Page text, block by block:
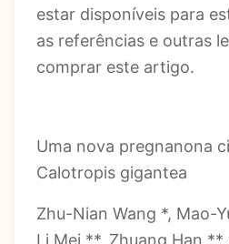
estar disponíveis para
as referências e outras
comprar este artigo.
Uma nova pregnanona
Calotropis gigantea
Zhu-Nian Wang *, Mao-
Li Mei **, Zhuang Han